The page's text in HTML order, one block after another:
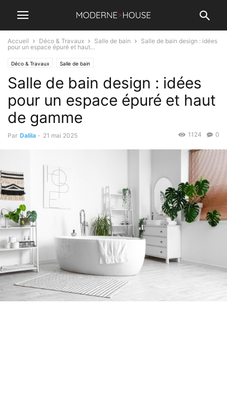
Accueil Déco & Travaux Salle de bain
Salle de bain design : idées
pour un espace épuré et haut...
Déco & Travaux Salle de bain
Salle de bain design : idées
pour un espace épuré et haut
de gamme
Par Dalila - 21 mai 2025 0
1124